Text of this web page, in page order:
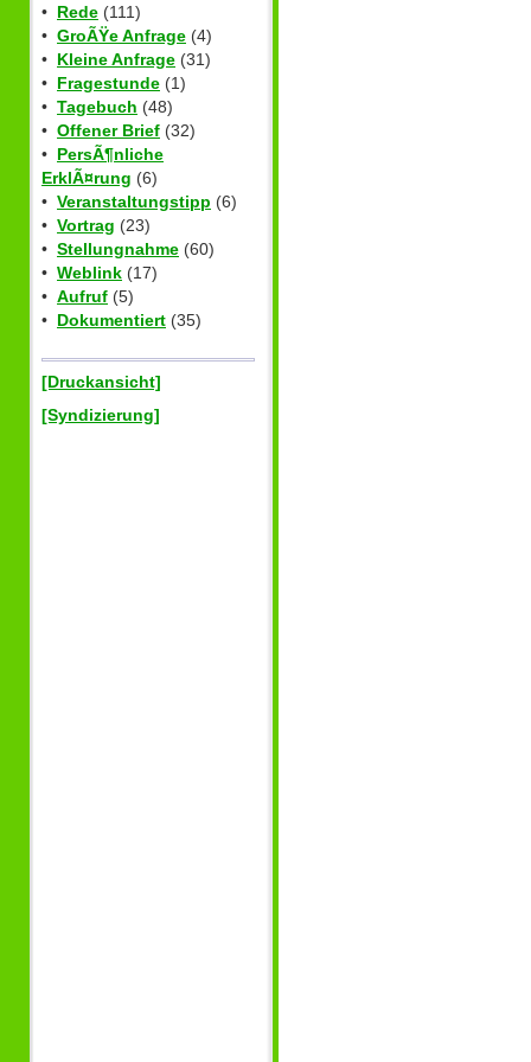
• Rede (111)
• GroÃŸe Anfrage (4)
• Kleine Anfrage (31)
• Fragestunde (1)
• Tagebuch (48)
• Offener Brief (32)
• PersÃ¶nliche
ErklÃ¤rung (6)
• Veranstaltungstipp (6)
• Vortrag (23)
• Stellungnahme (60)
• Weblink (17)
• Aufruf (5)
• Dokumentiert (35)
[Druckansicht]
[Syndizierung]